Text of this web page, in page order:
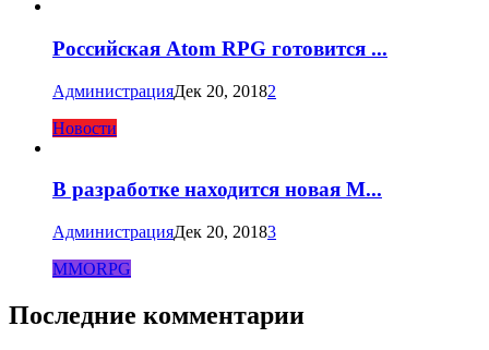
Российская Atom RPG готовится ...
АдминистрацияДек 20, 20182
Новости
В разработке находится новая M...
АдминистрацияДек 20, 20183
MMORPG
Последние комментарии